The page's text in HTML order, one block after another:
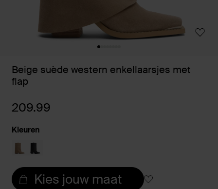
Beige suède western enkellaarsjes met
flap
209.99
Kleuren
Kies jouw maat